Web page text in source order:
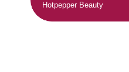
Hotpepper Beauty